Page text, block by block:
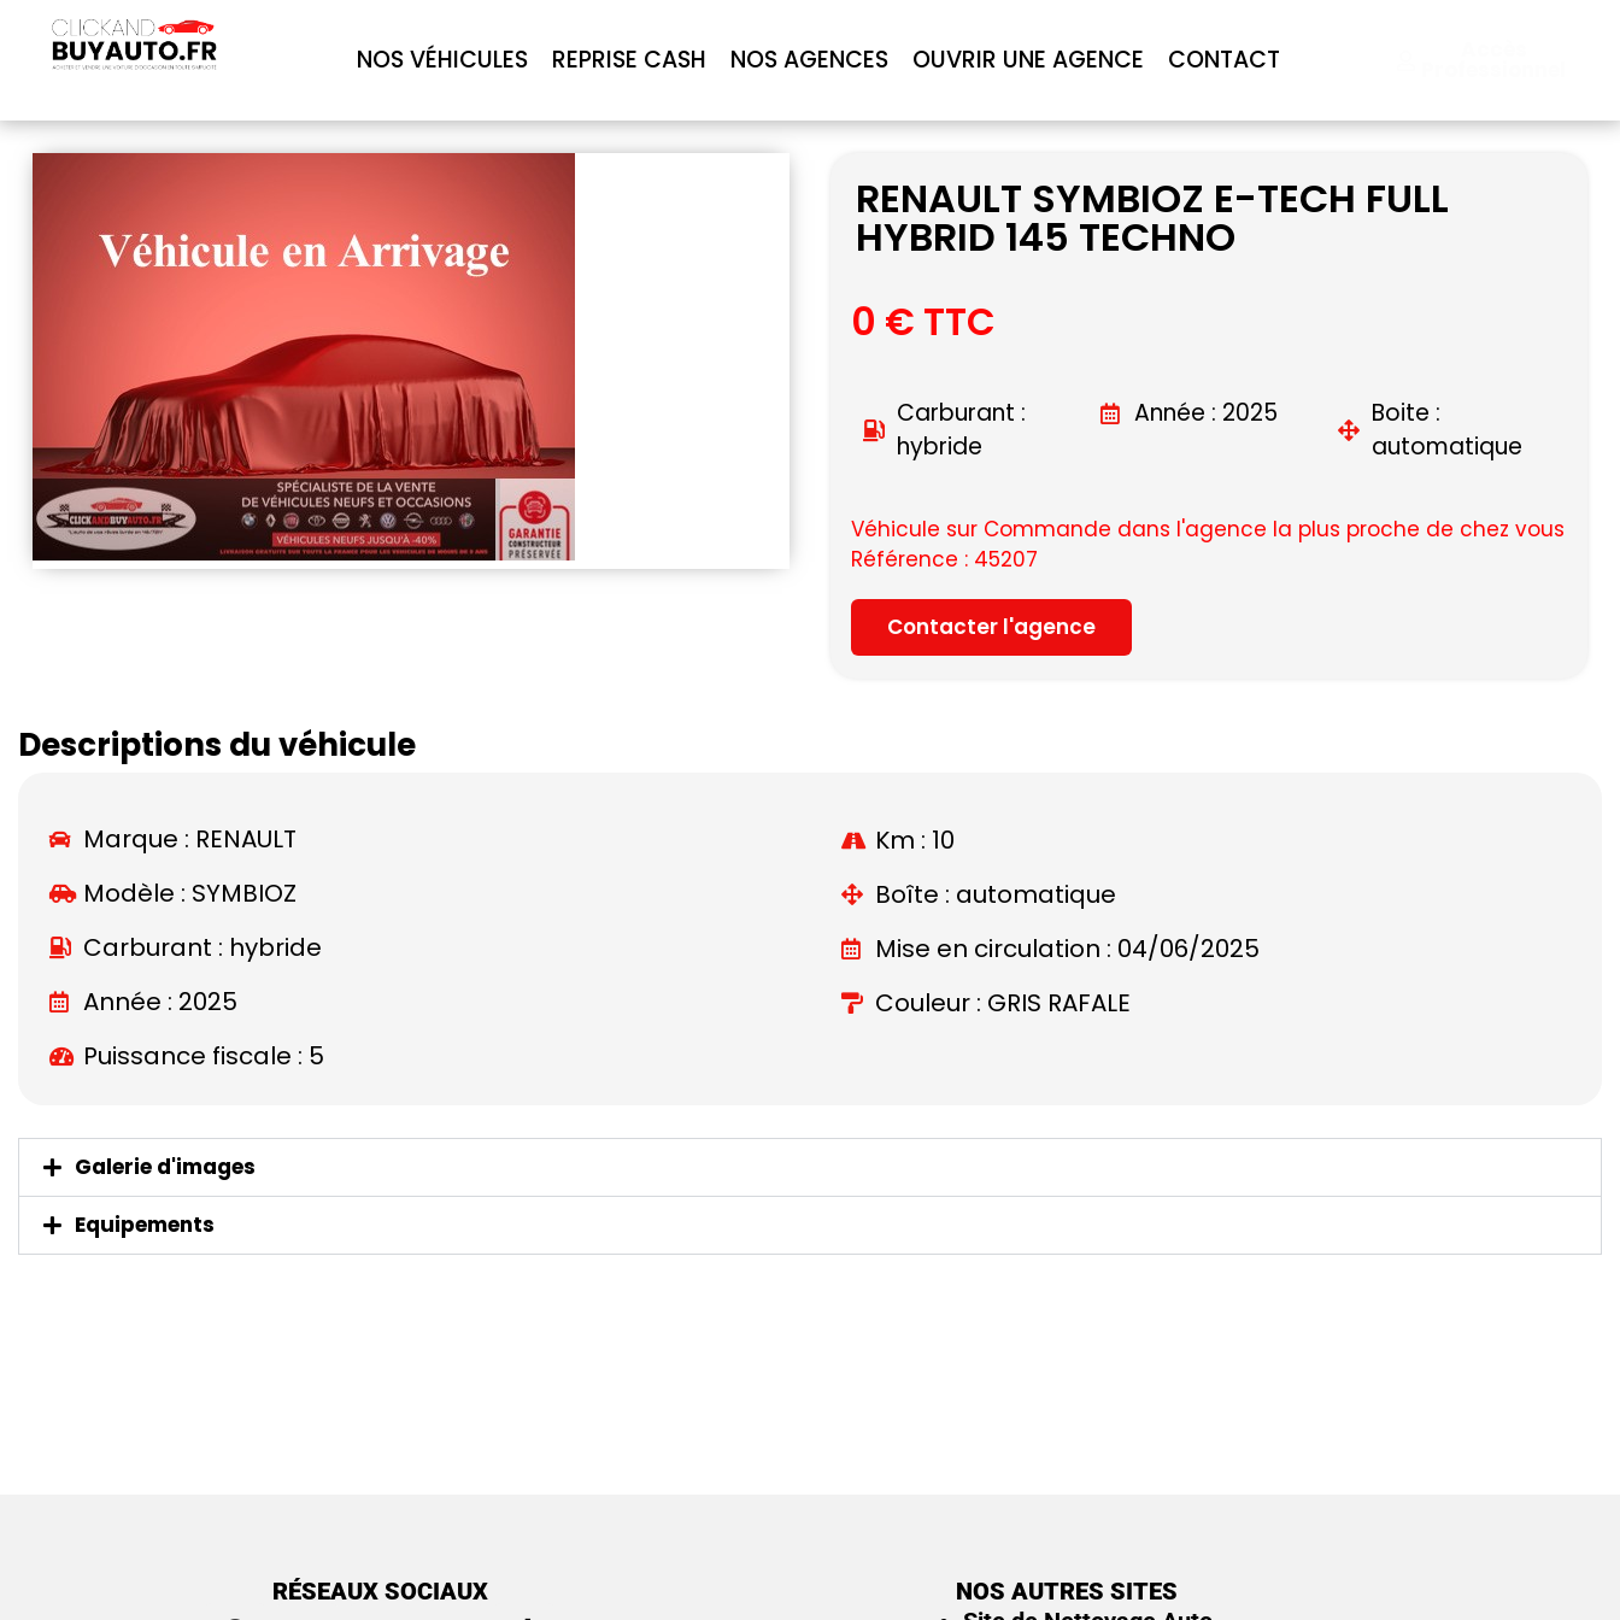
NOS VÉHICULES REPRISE CASH NOS AGENCES OUVRIR UNE AGENCE CONTACT
RENAULT SYMBIOZ E-TECH FULL
HYBRID 145 TECHNO
0 € TTC
Carburant :
hybride
Année : 2025
Boite :
automatique
Véhicule sur Commande dans l'agence la plus proche de chez vous
Référence : 45207
Contacter l'agence
Descriptions du véhicule
Marque : RENAULT
Modèle : SYMBIOZ
Carburant : hybride
Année : 2025
Puissance fiscale : 5
Km : 10
Boîte : automatique
Mise en circulation : 04/06/2025
Couleur : GRIS RAFALE
Galerie d'images
Equipements
RÉSEAUX SOCIAUX
NOS AUTRES SITES